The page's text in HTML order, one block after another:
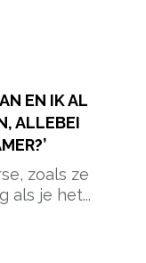
EN IK AL
ALLEBEI
zoals ze
als je het...